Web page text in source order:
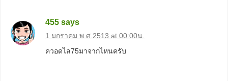
455 says
1 มกราคม พ.ศ.2513 at 00:00น.
ควอดไล75มาจากไหนครับ